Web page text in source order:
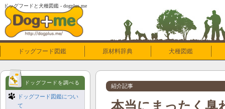
ドッグフードと犬種図鑑 - dogplus.me
ドッグフード図鑑 原材料辞典 犬種図鑑
紹介記事
ドッグフードを調べる
ドッグフード図鑑につい
て